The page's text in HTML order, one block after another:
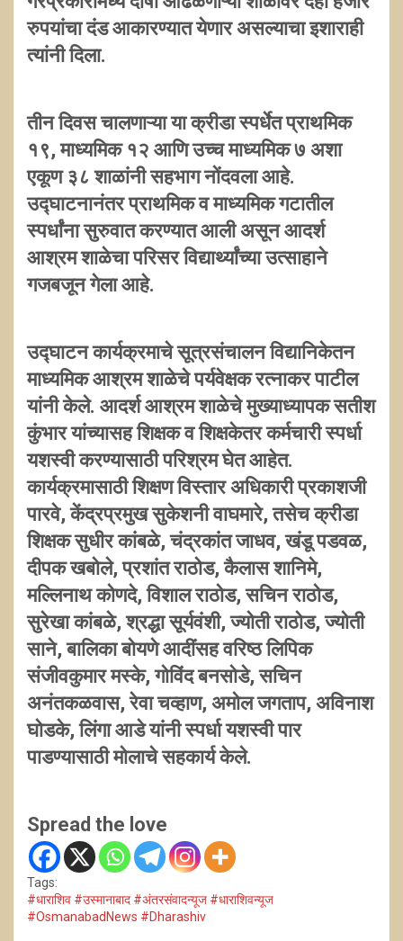
रुपयांचा दंड आकारण्यात येणार असल्याचा इशाराही
त्यांनी दिला.
तीन दिवस चालणाऱ्या या क्रीडा स्पर्धेत प्राथमिक
१९, माध्यमिक १२ आणि उच्च माध्यमिक ७ अशा
एकूण ३८ शाळांनी सहभाग नोंदवला आहे.
उद्घाटनानंतर प्राथमिक व माध्यमिक गटातील
स्पर्धांना सुरुवात करण्यात आली असून आदर्श
आश्रम शाळेचा परिसर विद्यार्थ्यांच्या उत्साहाने
गजबजून गेला आहे.
उद्घाटन कार्यक्रमाचे सूत्रसंचालन विद्यानिकेतन
माध्यमिक आश्रम शाळेचे पर्यवेक्षक रत्नाकर पाटील
यांनी केले. आदर्श आश्रम शाळेचे मुख्याध्यापक सतीश
कुंभार यांच्यासह शिक्षक व शिक्षकेतर कर्मचारी स्पर्धा
यशस्वी करण्यासाठी परिश्रम घेत आहेत.
कार्यक्रमासाठी शिक्षण विस्तार अधिकारी प्रकाशजी
पारवे, केंद्रप्रमुख सुकेशनी वाघमारे, तसेच क्रीडा
शिक्षक सुधीर कांबळे, चंद्रकांत जाधव, खंडू पडवळ,
दीपक खबोले, प्रशांत राठोड, कैलास शानिमे,
मल्लिनाथ कोणदे, विशाल राठोड, सचिन राठोड,
सुरेखा कांबळे, श्रद्धा सूर्यवंशी, ज्योती राठोड, ज्योती
साने, बालिका बोयणे आदींसह वरिष्ठ लिपिक
संजीवकुमार मस्के, गोविंद बनसोडे, सचिन
अनंतकळवास, रेवा चव्हाण, अमोल जगताप, अविनाश
घोडके, लिंगा आडे यांनी स्पर्धा यशस्वी पार
पाडण्यासाठी मोलाचे सहकार्य केले.
Spread the love
Tags:
#धाराशिव #उस्मानाबाद #अंतरसंवादन्यूज #धाराशिवन्यूज
#OsmanabadNews #Dharashiv